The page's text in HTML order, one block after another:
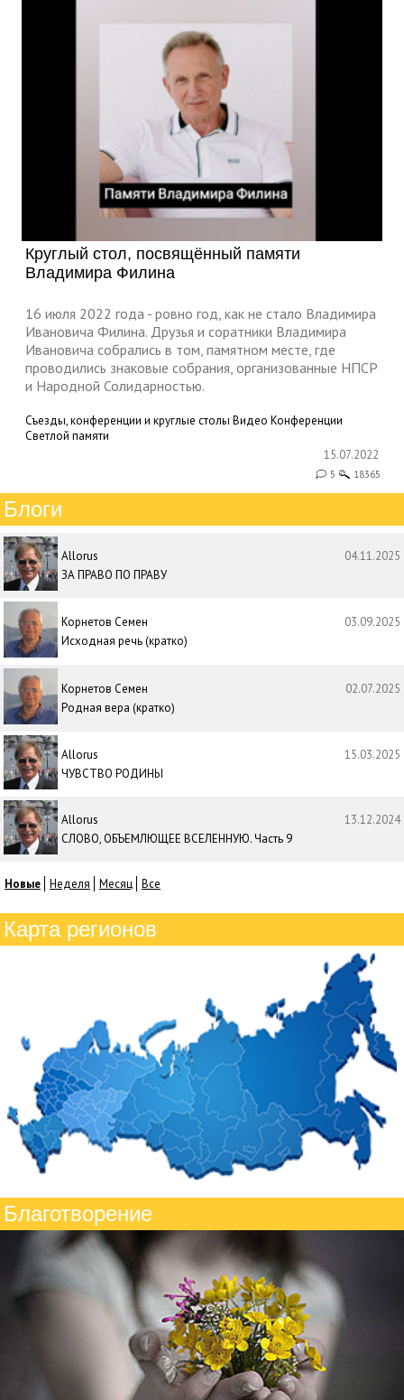
Круглый стол, посвящённый памяти
Владимира Филина
16 июля 2022 года - ровно год, как не стало Владимира
Ивановича Филина. Друзья и соратники Владимира
Ивановича собрались в том, памятном месте, где
проводились знаковые собрания, организованные НПСР
и Народной Солидарностью.
Съезды, конференции и круглые столы Видео Конференции
Светлой памяти
15.07.2022
5 18365
Блоги
Allorus
04.11.2025
ЗА ПРАВО ПО ПРАВУ
Корнетов Семен
03.09.2025
Исходная речь (кратко)
Корнетов Семен
02.07.2025
Родная вера (кратко)
Allorus
15.03.2025
ЧУВСТВО РОДИНЫ
Allorus
13.12.2024
СЛОВО, ОБЪЕМЛЮЩЕЕ ВСЕЛЕННУЮ. Часть 9
Новые Неделя Месяц Все
Карта регионов
Благотворение